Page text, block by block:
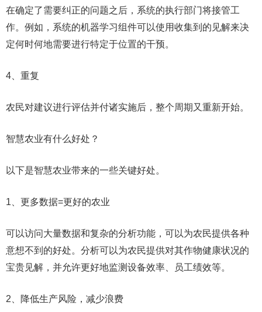
在确定了需要纠正的问题之后，系统的执行部门将接管工
作。例如，系统的机器学习组件可以使用收集到的见解来决
定何时何地需要进行特定于位置的干预。
4、重复
农民对建议进行评估并付诸实施后，整个周期又重新开始。
智慧农业有什么好处？
以下是智慧农业带来的一些关键好处。
1、更多数据=更好的农业
可以访问大量数据和复杂的分析功能，可以为农民提供各种
意想不到的好处。分析可以为农民提供对其作物健康状况的
宝贵见解，并允许更好地监测设备效率、员工绩效等。
2、降低生产风险，减少浪费